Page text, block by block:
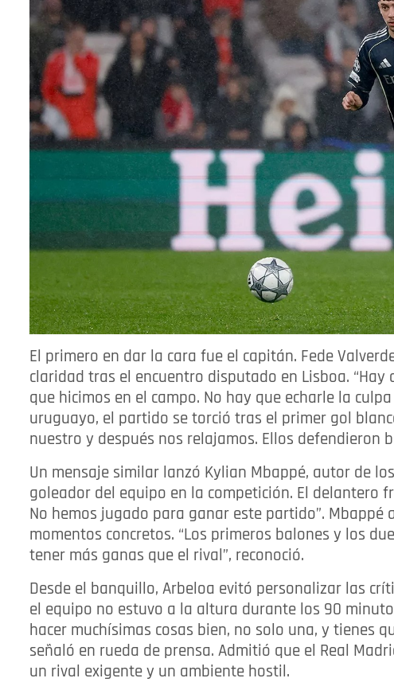
El primero en dar la cara fue el capitán. Fede
claridad tras el encuentro disputado en Lisboa.
que hicimos en el campo. No hay que echarle la
uruguayo, el partido se torció tras el primer gol
nuestro y después nos relajamos. Ellos defendieron
Un mensaje similar lanzó Kylian Mbappé, autor de
goleador del equipo en la competición. El delantero
No hemos jugado para ganar este partido”.
momentos concretos. “Los primeros balones y los
tener más ganas que el rival”, reconoció.
Desde el banquillo, Arbeloa evitó personalizar las
el equipo no estuvo a la altura durante los 90
hacer muchísimas cosas bien, no solo una, y tienes
señaló en rueda de prensa. Admitió que el Real
un rival exigente y un ambiente hostil.